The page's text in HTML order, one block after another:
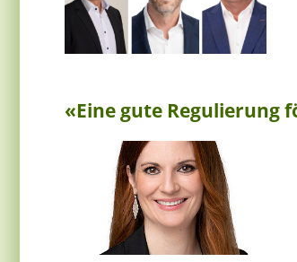
«Eine gute Regulierung